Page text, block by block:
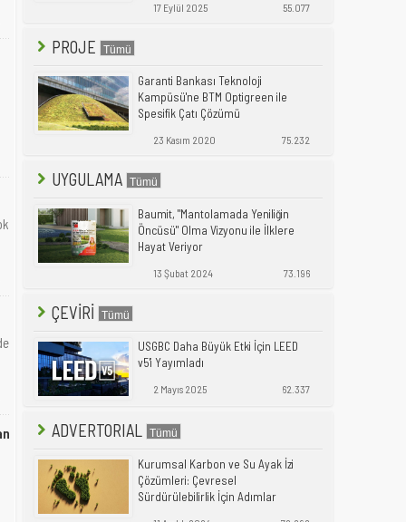
17 Eylül 2025 55.077
PROJE
Garanti Bankası Teknoloji
Kampüsü'ne BTM Optigreen ile
Spesifik Çatı Çözümü
23 Kasım 2020 75.232
UYGULAMA
Baumit, "Mantolamada Yeniliğin
Öncüsü" Olma Vizyonu ile İlklere
Hayat Veriyor
13 Şubat 2024 73.196
ÇEVİRİ
USGBC Daha Büyük Etki İçin LEED
v5'i Yayımladı
2 Mayıs 2025 62.337
ADVERTORIAL
Kurumsal Karbon ve Su Ayak İzi
Çözümleri: Çevresel
Sürdürülebilirlik İçin Adımlar